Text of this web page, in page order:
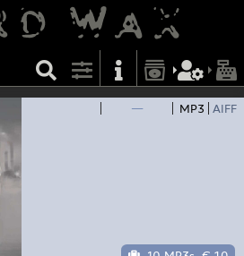
— MP3 AIFF